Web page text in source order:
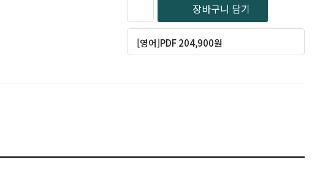
장바구니 담기
[영어]PDF 204,900원